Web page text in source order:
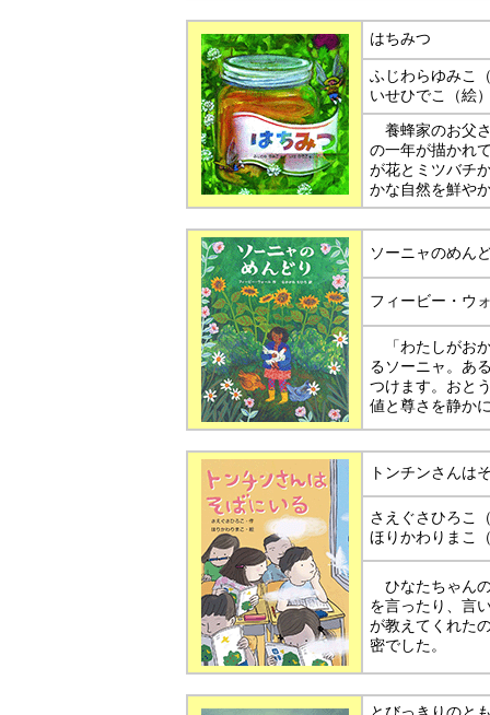
はちみつ
ふじわらゆみ
いせひでこ（絵
養蜂家のお父
の一年が描かれ
が花とミツバチ
かな自然を鮮や
ソーニャのめん
フィービー・ウ
「わたしがお
るソーニャ。あ
つけます。おと
値と尊さを静か
トンチンさんは
さえぐさひろ
ほりかわりまこ
ひなたちゃん
を言ったり、言
が教えてくれた
密でした。